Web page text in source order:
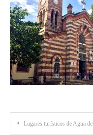
Post
Lugares turísticos de Agua de Dios: conoce los principales atractivos de este municipio de Cundinamarca